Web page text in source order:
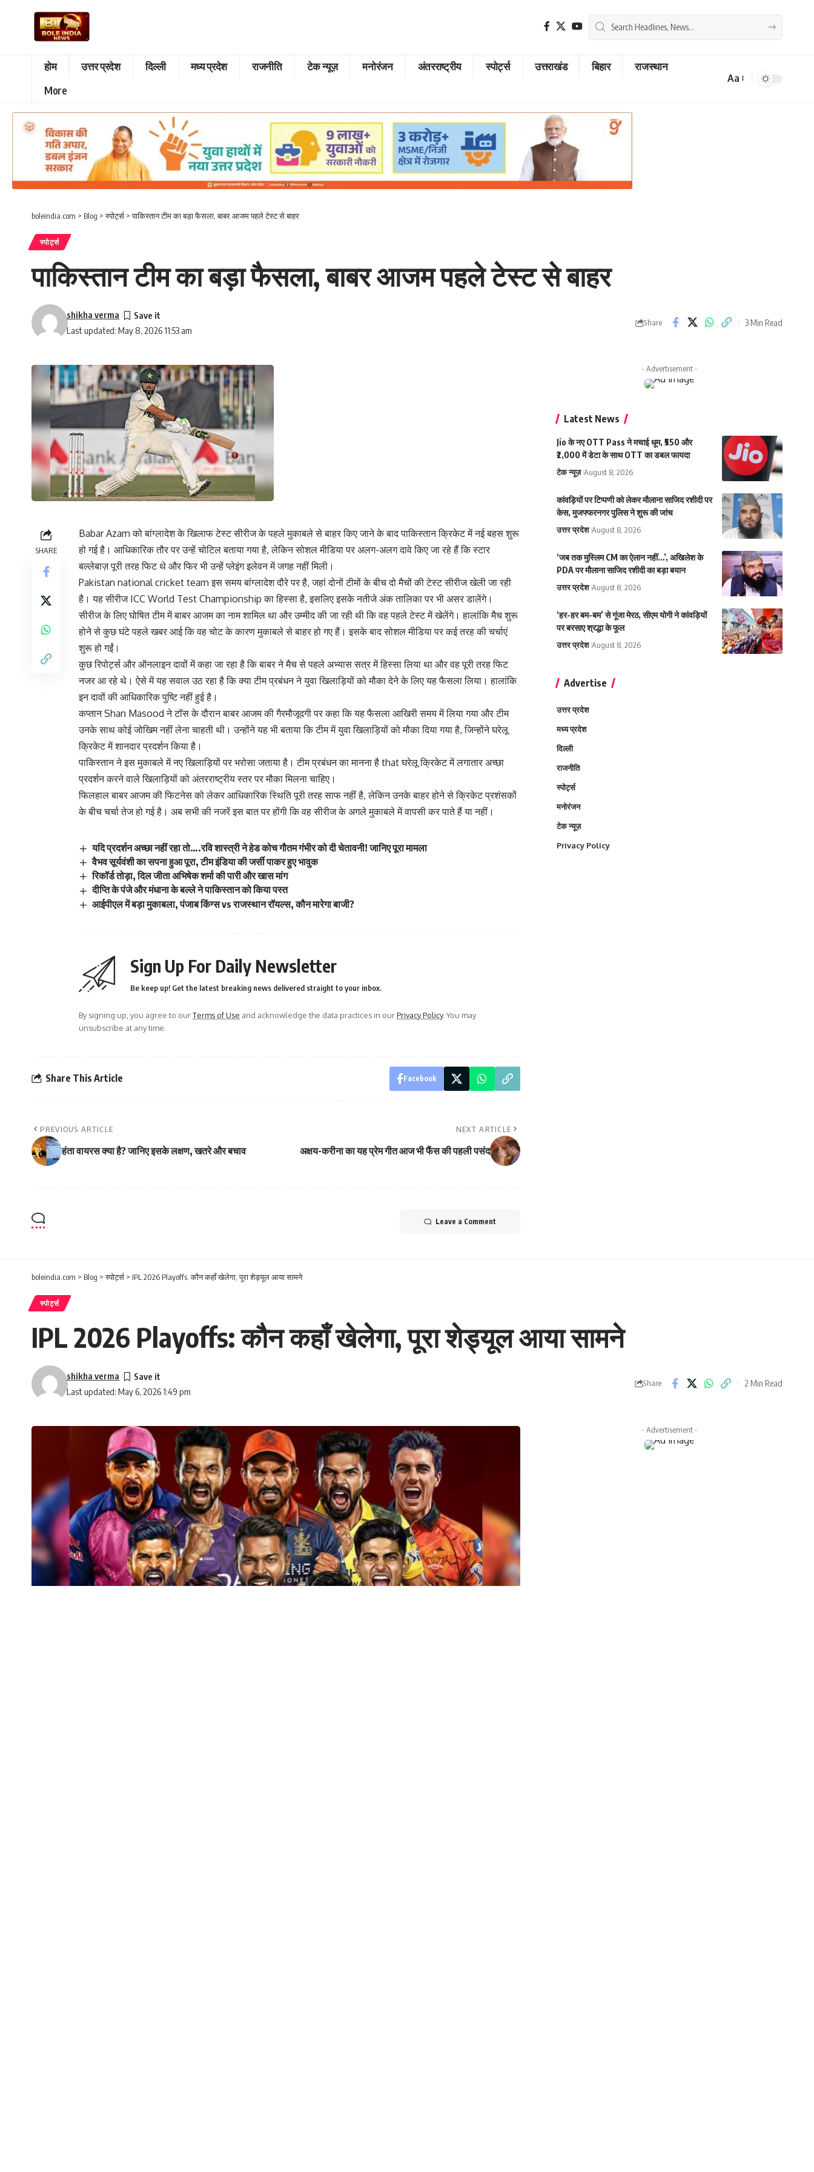
होम उत्तर प्रदेश दिल्ली मध्य प्रदेश राजनीति टेक न्यूज़ मनोरंजन अंतरराष्ट्रीय स्पोर्ट्स उत्तराखंड बिहार
राजस्थान
More
Font
Aa
boleindia.com > Blog >स्पोर्ट्स >पाकिस्तान टीम का बड़ा फैसला, बाबर आजम पहले टेस्ट से बाहर
स्पोर्ट्स
पाकिस्तान टीम का बड़ा फैसला, बाबर आजम पहले टेस्ट से बाहर
Last updated: May 8, 2026 11:53 am
shikha verma
Share 3 Min Read
SHARE
Babar Azam को बांग्लादेश के खिलाफ टेस्ट सीरीज के पहले मुकाबले से बाहर किए जाने के बाद पाकिस्तान क्रिकेट में नई बहस शुरू
हो गई है। आधिकारिक तौर पर उन्हें चोटिल बताया गया है, लेकिन सोशल मीडिया पर अलग-अलग दावे किए जा रहे हैं कि स्टार
बल्लेबाज़ पूरी तरह फिट थे और फिर भी उन्हें प्लेइंग इलेवन में जगह नहीं मिली।
Pakistan national cricket team इस समय बांग्लादेश दौरे पर है, जहां दोनों टीमों के बीच दो मैचों की टेस्ट सीरीज खेली जा रही
है। यह सीरीज ICC World Test Championship का हिस्सा है, इसलिए इसके नतीजे अंक तालिका पर भी असर डालेंगे।
सीरीज के लिए घोषित टीम में बाबर आजम का नाम शामिल था और उम्मीद की जा रही थी कि वह पहले टेस्ट में खेलेंगे। हालांकि मैच शुरू
होने से कुछ घंटे पहले खबर आई कि वह चोट के कारण मुकाबले से बाहर हो गए हैं। इसके बाद सोशल मीडिया पर कई तरह की चर्चाएं
शुरू हो गईं।
कुछ रिपोर्ट्स और ऑनलाइन दावों में कहा जा रहा है कि बाबर ने मैच से पहले अभ्यास सत्र में हिस्सा लिया था और वह पूरी तरह फिट
नजर आ रहे थे। ऐसे में यह सवाल उठ रहा है कि क्या टीम प्रबंधन ने युवा खिलाड़ियों को मौका देने के लिए यह फैसला लिया। हालांकि
इन दावों की आधिकारिक पुष्टि नहीं हुई है।
कप्तान Shan Masood ने टॉस के दौरान बाबर आजम की गैरमौजूदगी पर कहा कि यह फैसला आखिरी समय में लिया गया और टीम
उनके साथ कोई जोखिम नहीं लेना चाहती थी। उन्होंने यह भी बताया कि टीम में युवा खिलाड़ियों को मौका दिया गया है, जिन्होंने घरेलू
क्रिकेट में शानदार प्रदर्शन किया है।
पाकिस्तान ने इस मुकाबले में नए खिलाड़ियों पर भरोसा जताया है। टीम प्रबंधन का मानना है that घरेलू क्रिकेट में लगातार अच्छा
प्रदर्शन करने वाले खिलाड़ियों को अंतरराष्ट्रीय स्तर पर मौका मिलना चाहिए।
फिलहाल बाबर आजम की फिटनेस को लेकर आधिकारिक स्थिति पूरी तरह साफ नहीं है, लेकिन उनके बाहर होने से क्रिकेट प्रशंसकों
के बीच चर्चा तेज हो गई है। अब सभी की नजरें इस बात पर होंगी कि वह सीरीज के अगले मुकाबले में वापसी कर पाते हैं या नहीं।
यदि प्रदर्शन अच्छा नहीं रहा तो….रवि शास्त्री ने हेड कोच गौतम गंभीर को दी चेतावनी! जानिए पूरा मामला
वैभव सूर्यवंशी का सपना हुआ पूरा, टीम इंडिया की जर्सी पाकर हुए भावुक
रिकॉर्ड तोड़ा, दिल जीता अभिषेक शर्मा की पारी और खास मांग
दीप्ति के पंजे और मंधाना के बल्ले ने पाकिस्तान को किया पस्त
आईपीएल में बड़ा मुकाबला, पंजाब किंग्स vs राजस्थान रॉयल्स, कौन मारेगा बाजी?
Sign Up For Daily Newsletter
Be keep up! Get the latest breaking news delivered straight to your inbox.
By signing up, you agree to ourTerms of Use and acknowledge the data practices in ourPrivacy Policy. You may
unsubscribe at any time.
Share This Article Facebook
PREVIOUS ARTICLE
हंता वायरस क्या है? जानिए इसके लक्षण, खतरे और बचाव
NEXT ARTICLE
अक्षय-करीना का यह प्रेम गीत आज भी फैंस की पहली पसंद
Leave a Comment
- Advertisement -
Latest News
Jio के नए OTT Pass ने मचाई धूम, ₹550 और
₹2,000 में डेटा के साथ OTT का डबल फायदा
टेक न्यूज़ August 8, 2026
कांवड़ियों पर टिप्पणी को लेकर मौलाना साजिद रशीदी पर
केस, मुजफ्फरनगर पुलिस ने शुरू की जांच
उत्तर प्रदेश August 8, 2026
‘जब तक मुस्लिम CM का ऐलान नहीं…’, अखिलेश के
PDA पर मौलाना साजिद रशीदी का बड़ा बयान
उत्तर प्रदेश August 8, 2026
‘हर-हर बम-बम’ से गूंजा मेरठ, सीएम योगी ने कांवड़ियों
पर बरसाए श्रद्धा के फूल
उत्तर प्रदेश August 8, 2026
Advertise
उत्तर प्रदेश
मध्य प्रदेश
दिल्ली
राजनीति
स्पोर्ट्स
मनोरंजन
टेक न्यूज़
Privacy Policy
boleindia.com > Blog >स्पोर्ट्स > IPL 2026 Playoffs: कौन कहाँ खेलेगा, पूरा शेड्यूल आया सामने
स्पोर्ट्स
IPL 2026 Playoffs: कौन कहाँ खेलेगा, पूरा शेड्यूल आया सामने
Last updated: May 6, 2026 1:49 pm
shikha verma
Share 2 Min Read
- Advertisement -